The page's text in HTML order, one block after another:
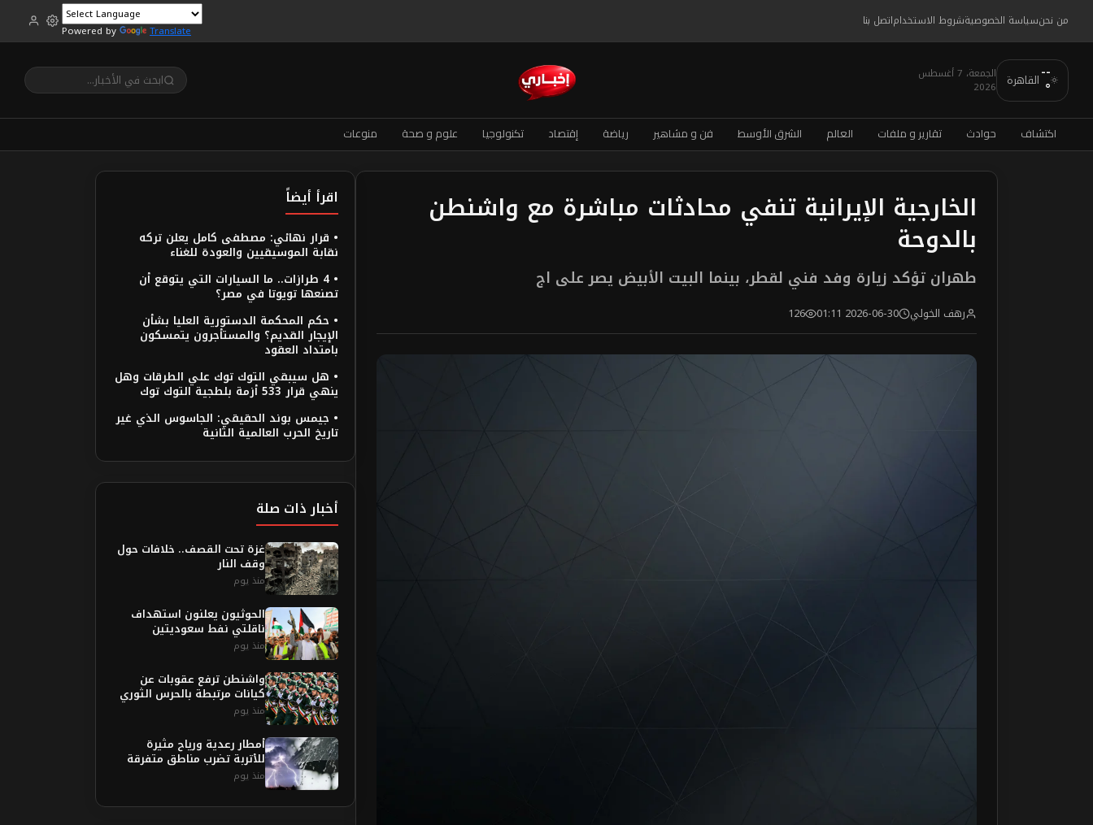
من نحنسياسة الخصوصيةشروط الاستخداماتصل بنا
Powered by Translate
--
° القاهرة الجمعة، 7 أغسطس
2026
اكتشاف حوادث تقارير و ملفات العالم الشرق الأوسط فن و مشاهير رياضة إقتصاد تكنولوجيا علوم و صحة منوعات
الخارجية الإيرانية تنفي محادثات مباشرة مع واشنطن
بالدوحة
طهران تؤكد زيارة وفد فني لقطر، بينما البيت الأبيض يصر على اج
رهف الخولي 2026-06-30 01:11
126
اقرأ أيضاً
• قرار نهائي: مصطفى كامل يعلن تركه
نقابة الموسيقيين والعودة للغناء
• 4 طرازات.. ما السيارات التي يتوقع أن
تصنعها تويوتا في مصر؟
• حكم المحكمة الدستورية العليا بشأن
الإيجار القديم؟ والمستأجرون يتمسكون
بامتداد العقود
• هل سيبقي التوك توك علي الطرقات وهل
ينهي قرار 533 أزمة بلطجية التوك توك
• جيمس بوند الحقيقي: الجاسوس الذي غير
تاريخ الحرب العالمية الثانية
أخبار ذات صلة
غزة تحت القصف.. خلافات حول
وقف النار
منذ يوم
الحوثيون يعلنون استهداف
ناقلتي نفط سعوديتين
منذ يوم
واشنطن ترفع عقوبات عن
كيانات مرتبطة بالحرس الثوري
منذ يوم
أمطار رعدية ورياح مثيرة
للأتربة تضرب مناطق متفرقة
منذ يوم